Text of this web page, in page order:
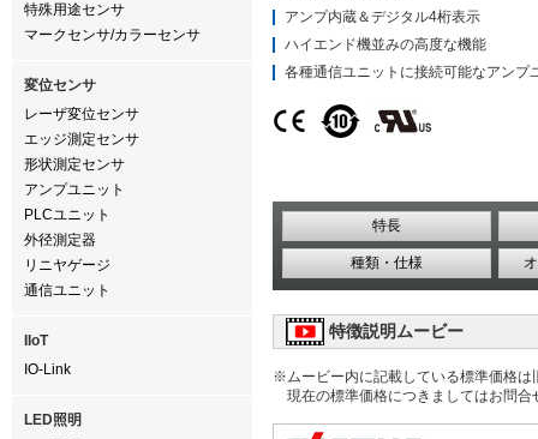
特殊用途センサ
マークセンサ/カラーセンサ
変位センサ
レーザ変位センサ
エッジ測定センサ
形状測定センサ
アンプユニット
PLCユニット
外径測定器
リニヤゲージ
通信ユニット
IIoT
IO-Link
LED照明
アンプ内蔵＆デジタル4桁表示
ハイエンド機並みの高度な機能
各種通信ユニットに接続可能なアンプ
特長
種類・仕様
特徴説明ムービー
※ムービー内に記載している標準価格は
現在の標準価格につきましてはお問合